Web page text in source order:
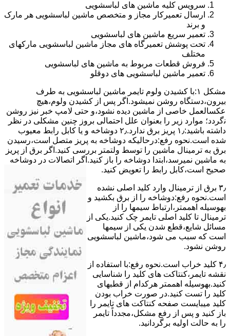
سرویس کلیه ماشین های لباسشویی
ارسال تعمیرکار مجاز و متخصص ماشین لباسشویی هر مارک
و برند
تعمیر سریع ماشین های لباسشویی
تحت پوشش تعمیرگاه های مجاز ماشین لباسشویی مارکهای
مختلف
فروش قطعات مربوط به ماشین های لباسشویی
تعمیر ماشین لباسشویی های دوقلو
مشکل ۱:ﺑﺎ ﮐﺸﯿﺪن وﻟﻮم ﺗﺎﯾﻤﺮ ماشین لباسشویی به طرف
ﺑﯿﺮون،دستگاه روﺷﻦ نمیشود.اﮔﺮ ﭘﺲ از ﮐﺸﯿﺪن وﻟﻮم،ﻫﯿﭻ
عکسالعمل ﺧﺎﺻﯽ از ﻣﺎﺷﯿﻦ دﯾﺪه نشود،و حتی ﻻﻣﭗ ﺧﺒﺮ ﻧﯿﺰ روﺷﻦ
ﻧگردد؛ موارد زیر را بعنوان ﻋﻠﻞ احتمالی بروز چنین مشکلی در نظر
داشته باشید:۱٫ ﭘﺮﯾﺰ ﺑﺮق ﻧﺪارد.۲٫ دوﺷﺎﺧﻪ و ﯾﺎ ﮐﺎﺑﻞ راﺑﻂ ﻣﻌﯿﻮب
ﺷﺪه است.نحوه رفع:درحالیکه دوﺷﺎﺧﻪ ﺑﻪ ﭘﺮﯾﺰ ﻣﺘﺼﻞ اﺳﺖ،رﺳﯿﺪن
ﺑﺮق ﺑﻪ ﺗﺮﻣﯿﻨﺎل ﻣﺎﺷﯿﻦ را ﺗﻮﺳﻂ ولتمتر بررسی ﮐﻨﯿﺪ.اﮔﺮ ﺑﺮق از ﭘﺮﯾﺰ
ﺑﻪ ﻣﺎﺷﯿﻦ نمیرسد،اﺑﺘﺪا دوشاخه را باز کنید.اﮔﺮ اﺗﺼﺎﻻت در دوشاخه
ﺻﺤﯿﺢ اﺳﺖ،ﮐﺎﺑﻞ راﺑﻂ را ﺗﻌﻮﯾﺾ کنید.
۳٫ ﺑﺮق از ﺗﺮﻣﯿﻨﺎل وارد ﮐﻠﯿﺪ اﺻﻠﯽ ﻧﺸﺪه
است.نحوه رﻓﻊ:دوشاخه را از ﺑﺮق بکشید و
بهوسیله اهممتر،ارﺗﺒﺎط سیمها را از
ﺗﺮﻣﯿﻨﺎل ﺗﺎ ﮐﻠﯿﺪ اﺻﻠﯽ ﺗﺎﯾﻤﺮ چک کنید.یکی از
مسائل شایع،ﻗﻄﻊ شدن ﯾﮑﯽ از سیمها
است که سبب می شود،ﻣﺎﺷﯿﻦ لباسشویی
روﺷﻦ نشود.
۴٫ ﮐﻠﯿﺪ ﺧﺮاب اﺳﺖ.نحوه رفع:ﺑﺎ اﺳﺘﻔﺎده از
ﻧﻘﺸﻪ ﺗﺎﯾﻤﺮ،ﮐﻨﺘﺎﮐﺖ ﻫﺎی ﮐﻠﯿﺪ را ﺷﻨﺎﺳﺎﯾﯽ
کنید.بهوسیله اهممتر هرکدام از قطبهای
ﮐﻠﯿﺪ را ﺗﺴﺖ ﮐﻨﯿﺪ.در ﺻﻮرت ﺧﺮاب ﺑﻮدن
ﮐﻠﯿﺪ میبایست ﺻﻔﺤﻪ ﮐﻨﺘﺎﮐﺖ ﻫﺎی ﺗﺎﯾﻤﺮ را
باز کنید و ﭘﺲ از رﻓﻊ مشکل،مجدداً ﺗﺎﯾﻤﺮ
را به حالت اوﻟﯿﻪ برگردانید.